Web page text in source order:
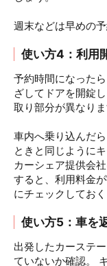
週末などは早めの
使い方4：利用
予約時間になった
ざしてドアを開錠
取り部分が異なり
車内へ乗り込んだ
ときと同じように
カーシェア提供会
すると、利用料金
にチェックしておく
使い方5：車を
出発したカーステ
ていないか確認。